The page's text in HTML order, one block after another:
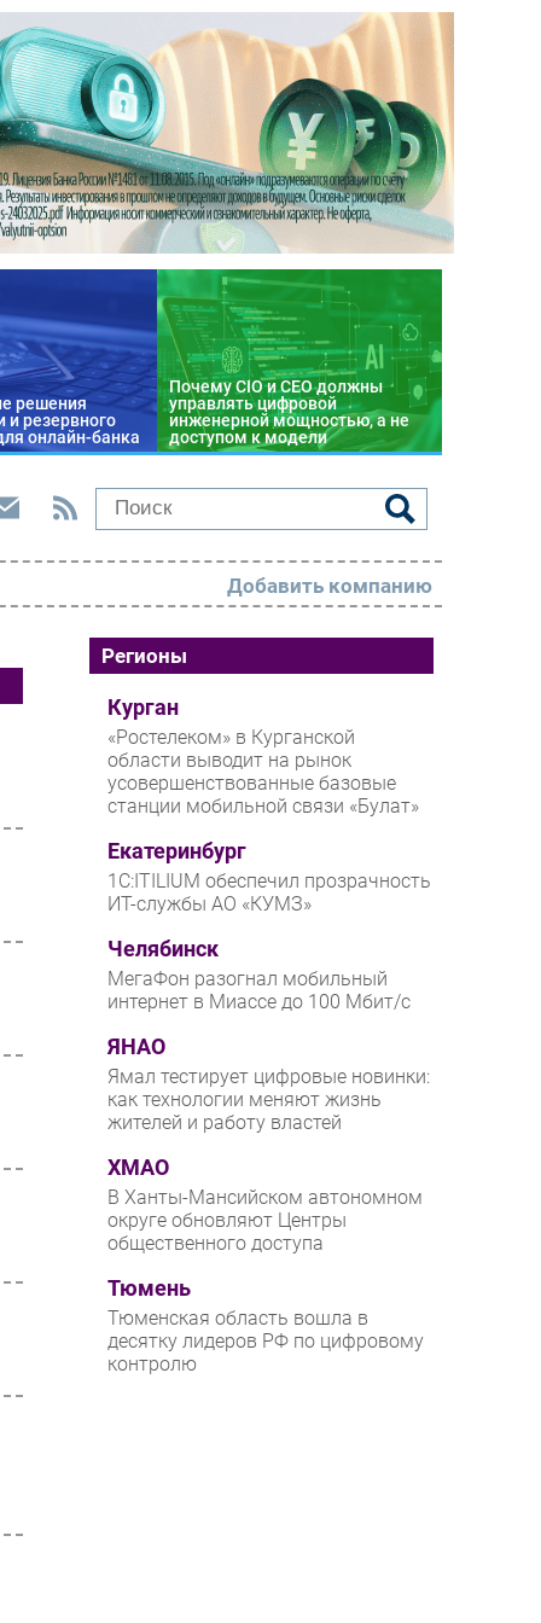
решения
и резервного
онлайн-банка
Почему CIO и CEO должны
управлять цифровой
инженерной мощностью, а не
доступом к модели
РАЗДЕЛЫ
Новости
Аналитика
Интервью
Проекты
IT класс
Тестовый стенд
Каталог компаний
Добавить компанию
Регионы
Курган
«Ростелеком» в Курганской
области выводит на рынок
усовершенствованные базовые
станции мобильной связи «Булат»
Екатеринбург
1С:ITILIUM обеспечил прозрачность
ИТ-службы АО «КУМЗ»
Челябинск
МегаФон разогнал мобильный
интернет в Миассе до 100 Мбит/с
ЯНАО
Ямал тестирует цифровые новинки:
как технологии меняют жизнь
жителей и работу властей
ХМАО
В Ханты-Мансийском автономном
округе обновляют Центры
общественного доступа
Тюмень
Тюменская область вошла в
десятку лидеров РФ по цифровому
контролю